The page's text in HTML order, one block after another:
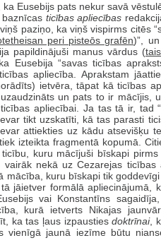
Eusebijs pats nekur savā
ticības apliecības
paziņo, ka viņš vispirms citēs
peri pisteōs grafēn)”,
papildinājuši manus vārdus (
Eusebija “savas ticības
apliecība. Aprakstam
ietvēra, tāpat kā ticības
un pats to ir mācījis,
apliecībai. Ja tas tā ir, tad
tikt uzskatīti, kā tas parasti
attiekties uz kādu atsevišķu
izteikta fragmentā kopumā.
kuru mācījuši bīskapi
nekā uz Cezarejas ticības
mācība, kuru bīskapi tik
jāietver formālā apliecinājumā,
vai Konstantīns
kurā ietverts Nikajas
ka tas ļaus izpaustiesdoktrīnai,
vienīgā jaunā iezīme būtu